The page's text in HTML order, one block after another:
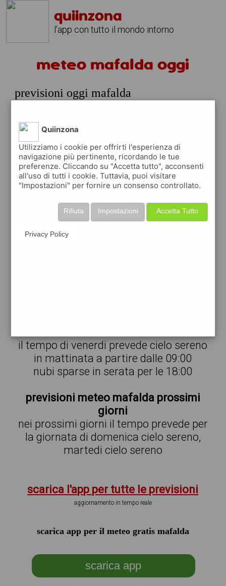
quiinzona
l'app con tutto il mondo intorno
meteo mafalda oggi
previsioni oggi mafalda
prossime ore
18:00
cielo
sereno
31°
31° min31° max
43 % 1.89 km/h 0 %
sereno
45 % 1.68 km/h 3 %
il tempo di venerdi prevede cielo sereno
in mattinata a partire dalle 09:00
nubi sparse in serata per le 18:00
previsioni meteo mafalda prossimi
giorni
nei prossimi giorni il tempo prevede per
la giornata di domenica cielo sereno,
martedi cielo sereno
scarica l'app per tutte le previsioni
aggiornamento in tempo reale
scarica app per il meteo gratis mafalda
scarica app
Quiinzona
Utilizziamo i cookie per offrirti l'esperienza di
navigazione più pertinente, ricordando le tue
preferenze. Cliccando su "Accetta tutto", acconsenti
all'uso di tutti i cookie. Tuttavia, puoi visitare
"Impostazioni" per fornire un consenso controllato.
Accetta Tutto
Impostazioni
Rifiuta
Privacy Policy